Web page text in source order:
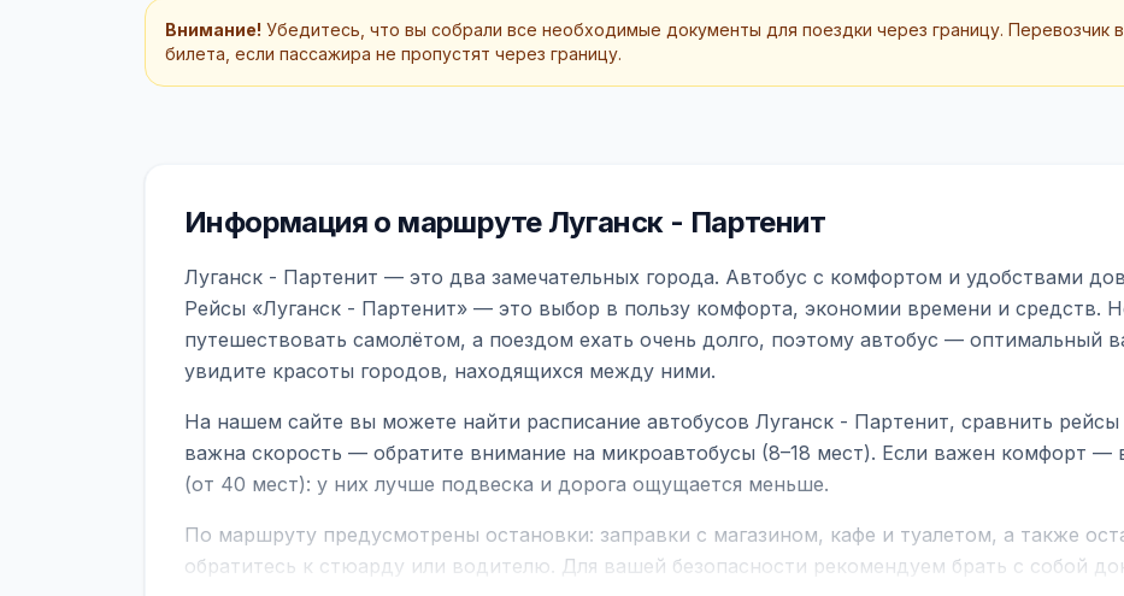
Внимание! Убедитесь, что вы собрали все необходимые документы для поездки через границу. Перевозчик
билета, если пассажира не пропустят через границу.
Информация о маршруте Луганск - Партенит
Луганск - Партенит — это два замечательных города. Автобус с комфортом и удобствами
Рейсы «Луганск - Партенит» — это выбор в пользу комфорта, экономии времени и средств.
путешествовать самолётом, а поездом ехать очень долго, поэтому автобус — оптимальный
увидите красоты городов, находящихся между ними.
На нашем сайте вы можете найти расписание автобусов Луганск - Партенит, сравнить
важна скорость — обратите внимание на микроавтобусы (8–18 мест). Если важен комфорт —
(от 40 мест): у них лучше подвеска и дорога ощущается меньше.
По маршруту предусмотрены остановки: заправки с магазином, кафе и туалетом, а также
обратитесь к стюарду или водителю. Для вашей безопасности рекомендуем брать с собой